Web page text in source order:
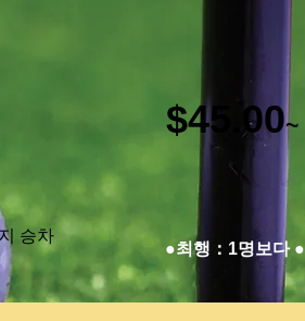
$45.00~
승차
●최행：1명보다 ●